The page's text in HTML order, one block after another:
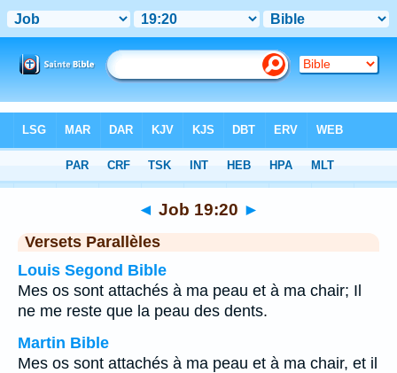
Chapitre 19 > Verset 20
◄ Job 19:20 ►
Versets Parallèles
Louis Segond Bible
Mes os sont attachés à ma peau et à ma chair; Il
ne me reste que la peau des dents.
Martin Bible
Mes os sont attachés à ma peau et à ma chair, et il